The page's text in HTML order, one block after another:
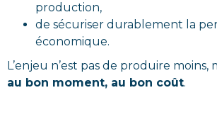
production,
de sécuriser durablement la
économique.
L’enjeu n’est pas de produire moins,
au bon moment, au bon coût.